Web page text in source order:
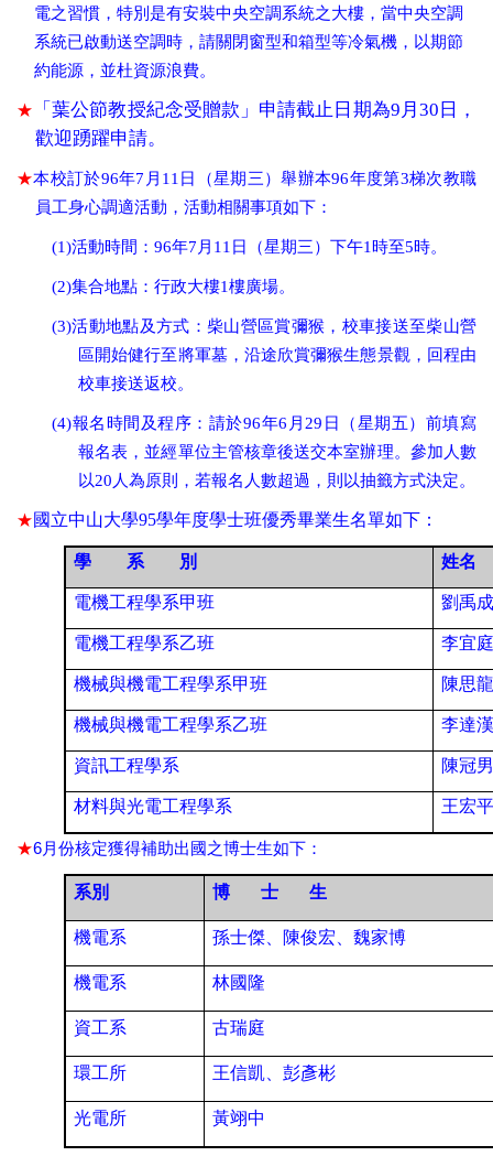
電之習慣，特別是有安裝中央空調系統之大樓，當中央空調
系統已啟動送空調時，請關閉窗型和箱型等冷氣機，以期節
約能源，並杜資源浪費。
★ 「葉公節教授紀念受贈款」申請截止日期為9 月 30 日，
歡迎踴躍申請。
★本校訂於96年7月11日（星期三）舉辦本96年度第3梯次教職
員工身心調適活動，活動相關事項如下：
(1)活動時間： 96年7月11日（星期三）下午1時至5時。
(2)集合地點：行政大樓1樓廣場。
(3)活動地點及方式：柴山營區賞彌猴，校車接送至柴山營
區開始健行至將軍墓，沿途欣賞彌猴生態景觀，回程由
校車接送返校。
(4)報名時間及程序：請於96年6月29日（星期五）前填寫
報名表，並經單位主管核章後送交本室辦理。參加人數
以20人為原則，若報名人數超過，則以抽籤方式決定。
★國立中山大學95學年度學士班優秀畢業生名單如下：
學 系 別 姓名
電機工程學系甲班 劉禹
電機工程學系乙班 李宜
機械與機電工程學系甲班 陳思
機械與機電工程學系乙班 李達
資訊工程學系 陳冠
材料與光電工程學系 王宏
★6月份核定獲得補助出國之博士生如下：
系別 博 士 生
機電系 孫士傑、陳俊宏、魏家博
機電系 林國隆
資工系 古瑞庭
環工所 王信凱、彭彥彬
光電所 黃翊中